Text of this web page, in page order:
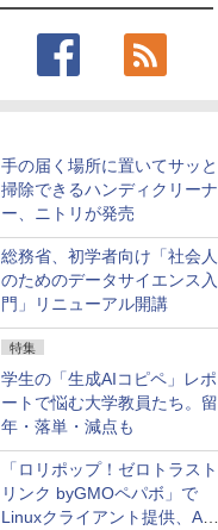
手の届く場所に置いてサッと
掃除できるハンディクリーナ
ー、ニトリが発売
総務省、初学者向け「社会人
のためのデータサイエンス入
門」リニューアル開講
特集
学生の「生成AIコピペ」レポ
ートで悩む大学教員たち。留
年・落単・減点も
「ロリポップ！ゼロトラスト
リンク byGMOペパボ」で
Linuxクライアント提供、AI